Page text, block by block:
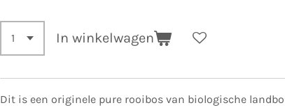
In winkelwagen
Dit is een originele pure rooibos van biologische